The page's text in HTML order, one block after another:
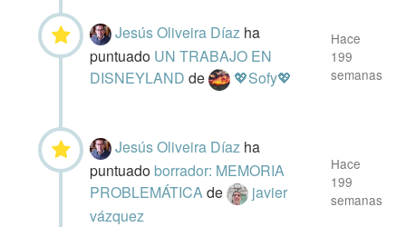
Jesús Oliveira Díaz ha
puntuado UN TRABAJO EN
DISNEYLANDde 💖Sofy💖
Hace
199
semanas
Jesús Oliveira Díaz ha
puntuado borrador: MEMORIA
PROBLEMÁTICAde
javier
vázquez
Hace
199
semanas